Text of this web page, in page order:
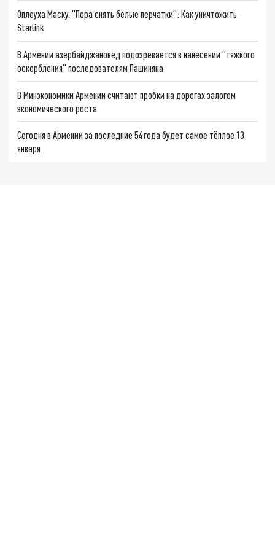
Оплеуха Маску. "Пора снять белые перчатки": Как уничтожить
Starlink
В Армении азербайджановед подозревается в нанесении "тяжкого
оскорбления" последователям Пашиняна
В Минэкономики Армении считают пробки на дорогах залогом
экономического роста
Сегодня в Армении за последние 54 года будет самое тёплое 13
января